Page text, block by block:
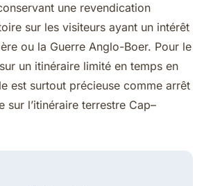
une revendication
sur les visiteurs ayant un intérêt
ou la Guerre Anglo-Boer. Pour le
un itinéraire limité en temps en
est surtout précieuse comme arrêt
sur l’itinéraire terrestre Cap–